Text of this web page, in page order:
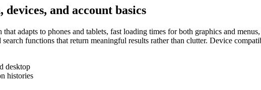
and account basics
adapts to phones and tablets, fast loading times for both graphics and
functions that return meaningful results rather than clutter. Device
desktop
histories